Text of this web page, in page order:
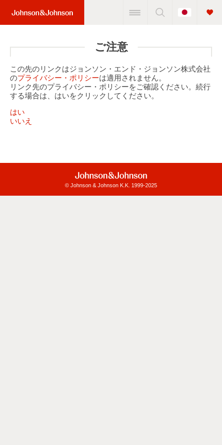
Logo)
Change
Country
ご注意
この先のリンクはジョンソン・エンド・ジョンソン株式会社
のプライバシー・ポリシーは適用されません。
リンク先のプライバシー・ポリシーをご確認ください。続行
する場合は、はいをクリックしてください。
はい
いいえ
© Johnson & Johnson K.K. 1999-2025